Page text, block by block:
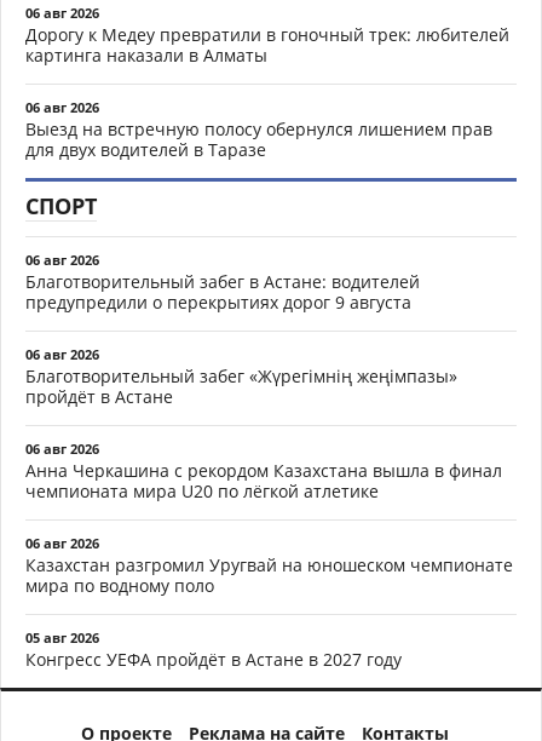
06 авг 2026
Дорогу к Медеу превратили в гоночный трек: любителей
картинга наказали в Алматы
06 авг 2026
Выезд на встречную полосу обернулся лишением прав
для двух водителей в Таразе
СПОРТ
06 авг 2026
Благотворительный забег в Астане: водителей
предупредили о перекрытиях дорог 9 августа
06 авг 2026
Благотворительный забег «Жүрегімнің жеңімпазы»
пройдёт в Астане
06 авг 2026
Анна Черкашина с рекордом Казахстана вышла в финал
чемпионата мира U20 по лёгкой атлетике
06 авг 2026
Казахстан разгромил Уругвай на юношеском чемпионате
мира по водному поло
05 авг 2026
Конгресс УЕФА пройдёт в Астане в 2027 году
О проекте Реклама на сайте Контакты